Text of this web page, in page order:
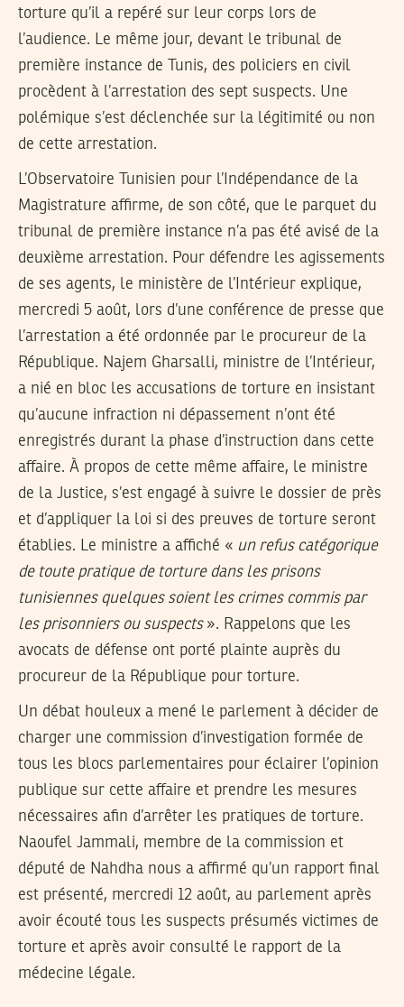
torture qu’il a repéré sur leur corps lors de
l’audience. Le même jour, devant le tribunal de
première instance de Tunis, des policiers en civil
procèdent à l’arrestation des sept suspects. Une
polémique s’est déclenchée sur la légitimité ou non
de cette arrestation.
L’Observatoire Tunisien pour l’Indépendance de la
Magistrature affirme, de son côté, que le parquet du
tribunal de première instance n’a pas été avisé de la
deuxième arrestation. Pour défendre les agissements
de ses agents, le ministère de l’Intérieur explique,
mercredi 5 août, lors d’une conférence de presse que
l’arrestation a été ordonnée par le procureur de la
République. Najem Gharsalli, ministre de l’Intérieur,
a nié en bloc les accusations de torture en insistant
qu’aucune infraction ni dépassement n’ont été
enregistrés durant la phase d’instruction dans cette
affaire. À propos de cette même affaire, le ministre
de la Justice, s’est engagé à suivre le dossier de près
et d’appliquer la loi si des preuves de torture seront
établies. Le ministre a affiché « un refus catégorique
de toute pratique de torture dans les prisons
tunisiennes quelques soient les crimes commis par
les prisonniers ou suspects». Rappelons que les
avocats de défense ont porté plainte auprès du
procureur de la République pour torture.
Un débat houleux a mené le parlement à décider de
charger une commission d’investigation formée de
tous les blocs parlementaires pour éclairer l’opinion
publique sur cette affaire et prendre les mesures
nécessaires afin d’arrêter les pratiques de torture.
Naoufel Jammali, membre de la commission et
député de Nahdha nous a affirmé qu’un rapport final
est présenté, mercredi 12 août, au parlement après
avoir écouté tous les suspects présumés victimes de
torture et après avoir consulté le rapport de la
médecine légale.